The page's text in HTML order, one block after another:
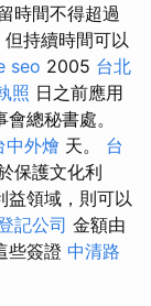
時間不得超過
持續時間可以
seo 2005 台北
照 日之前應用
總秘書處。
中外燴 天。 台
保護文化利
益領域，則可以
記公司 金額由
些簽證 中清路